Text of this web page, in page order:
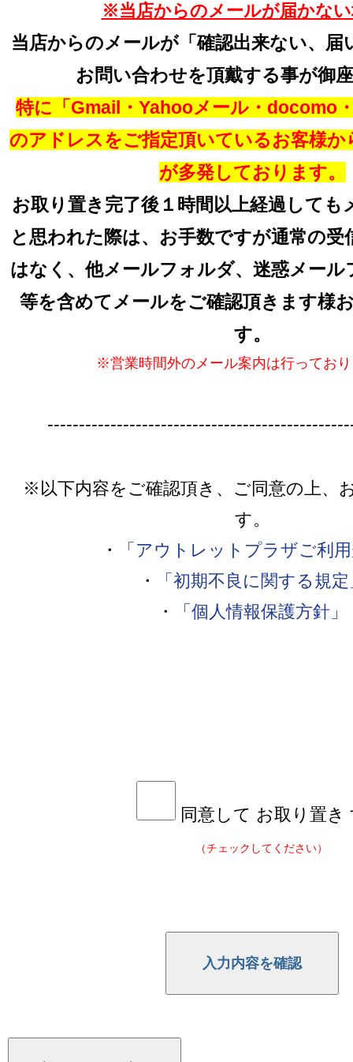
※当店からのメールが届かな
当店からのメールが「確認出来ない、届
お問い合わせを頂戴する事が御
特に「Gmail・Yahooメール・docomo
のアドレスをご指定頂いているお客様
が多発しております。
お取り置き完了後１時間以上経過しても
と思われた際は、お手数ですが通常の
はなく、他メールフォルダ、迷惑メール
等を含めてメールをご確認頂きます様
す。
※営業時間外のメール案内は行ってお
※以下内容をご確認頂き、ご同意の上、
す。
・
「アウトレットプラザご利
・
「初期不良に関する規定
・
「個人情報保護方針」
同意して お取り置き
（チェックしてください）